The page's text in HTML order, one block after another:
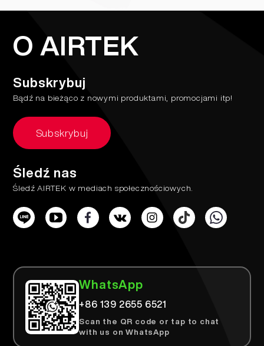
O AIRTEK
Subskrybuj
Bądź na bieżąco z nowymi produktami, promocjami itp!
Subskrybuj
Śledź nas
Śledź AIRTEK w mediach społecznościowych.
WhatsApp
+86 139 2655 6521
Scan the QR code or tap to chat
with us on WhatsApp